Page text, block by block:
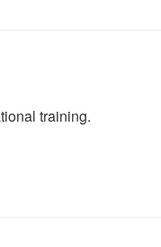
training.